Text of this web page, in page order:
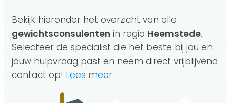
Bekijk hieronder het overzicht van alle
gewichtsconsulenten in regio Heemstede.
Selecteer de specialist die het beste bij jou en
jouw hulpvraag past en neem direct vrijblijvend
contact op! Lees meer